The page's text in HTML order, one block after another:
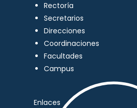
Rectoría
Secretarios
Direcciones
Coordinaciones
Facultades
Campus
Enlaces